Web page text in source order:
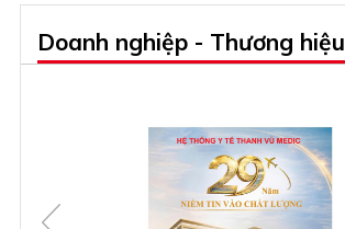
Doanh nghiệp - Thương hiệu